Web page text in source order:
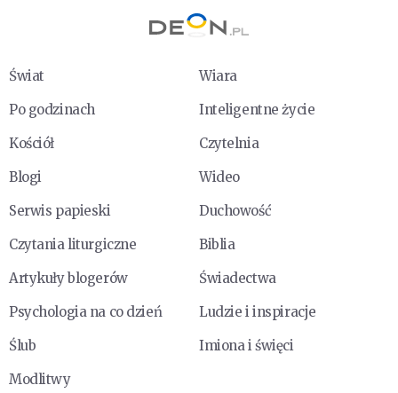
Świat
Wiara
Po godzinach
Inteligentne życie
Kościół
Czytelnia
Blogi
Wideo
Serwis papieski
Duchowość
Czytania liturgiczne
Biblia
Artykuły blogerów
Świadectwa
Psychologia na co dzień
Ludzie i inspiracje
Ślub
Imiona i święci
Modlitwy